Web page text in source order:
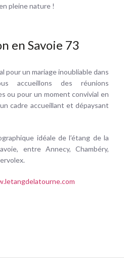
pleine nature !
en Savoie 73
pour un mariage inoubliable dans
accueillons des réunions
ou pour un moment convivial en
cadre accueillant et dépaysant
idéale de l’étang de la
entre Annecy, Chambéry,